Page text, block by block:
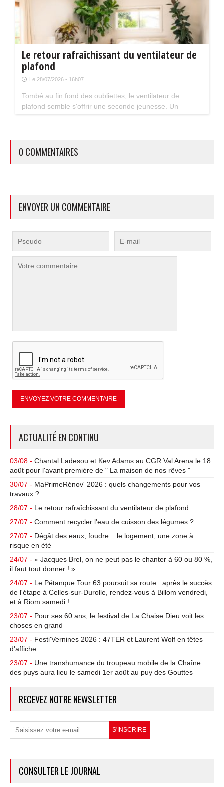
Le retour rafraîchissant du ventilateur de
plafond
Le 28/07/2026 - 16h07
Tombé au fin fond des oubliettes, le ventilateur de
plafond semble s'offrir une seconde jeunesse. Un
0 COMMENTAIRES
ENVOYER UN COMMENTAIRE
ACTUALITÉ EN CONTINU
03/08 - Chantal Ladesou et Kev Adams au CGR Val Arena le 18
août pour l'avant première de " La maison de nos rêves "
30/07 - MaPrimeRénov' 2026 : quels changements pour vos
travaux ?
28/07 - Le retour rafraîchissant du ventilateur de plafond
27/07 - Comment recycler l'eau de cuisson des légumes ?
27/07 - Dégât des eaux, foudre... le logement, une zone à
risque en été
24/07 - « Jacques Brel, on ne peut pas le chanter à 60 ou 80 %,
il faut tout donner ! »
24/07 - Le Pétanque Tour 63 poursuit sa route : après le succès
de l'étape à Celles-sur-Durolle, rendez-vous à Billom vendredi,
et à Riom samedi !
23/07 - Pour ses 60 ans, le festival de La Chaise Dieu voit les
choses en grand
23/07 - Festi'Vernines 2026 : 47TER et Laurent Wolf en têtes
d'affiche
23/07 - Une transhumance du troupeau mobile de la Chaîne
des puys aura lieu le samedi 1er août au puy des Gouttes
RECEVEZ NOTRE NEWSLETTER
CONSULTER LE JOURNAL